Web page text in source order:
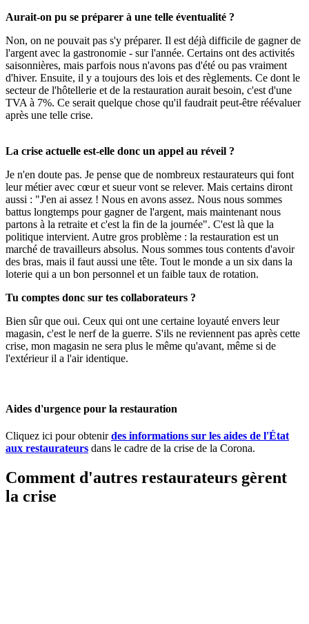
Aurait-on pu se préparer à une telle éventualité ?
Non, on ne pouvait pas s'y préparer. Il est déjà difficile de gagner de
l'argent avec la gastronomie - sur l'année. Certains ont des activités
saisonnières, mais parfois nous n'avons pas d'été ou pas vraiment
d'hiver. Ensuite, il y a toujours des lois et des règlements. Ce dont le
secteur de l'hôtellerie et de la restauration aurait besoin, c'est d'une
TVA à 7%. Ce serait quelque chose qu'il faudrait peut-être réévaluer
après une telle crise.
La crise actuelle est-elle donc un appel au réveil ?
Je n'en doute pas. Je pense que de nombreux restaurateurs qui font
leur métier avec cœur et sueur vont se relever. Mais certains diront
aussi : "J'en ai assez ! Nous en avons assez. Nous nous sommes
battus longtemps pour gagner de l'argent, mais maintenant nous
partons à la retraite et c'est la fin de la journée". C'est là que la
politique intervient. Autre gros problème : la restauration est un
marché de travailleurs absolus. Nous sommes tous contents d'avoir
des bras, mais il faut aussi une tête. Tout le monde a un six dans la
loterie qui a un bon personnel et un faible taux de rotation.
Tu comptes donc sur tes collaborateurs ?
Bien sûr que oui. Ceux qui ont une certaine loyauté envers leur
magasin, c'est le nerf de la guerre. S'ils ne reviennent pas après cette
crise, mon magasin ne sera plus le même qu'avant, même si de
l'extérieur il a l'air identique.
Aides d'urgence pour la restauration
Cliquez ici pour obtenirdes informations sur les aides de l'État
aux restaurateurs dans le cadre de la crise de la Corona.
Comment d'autres restaurateurs gèrent
la crise